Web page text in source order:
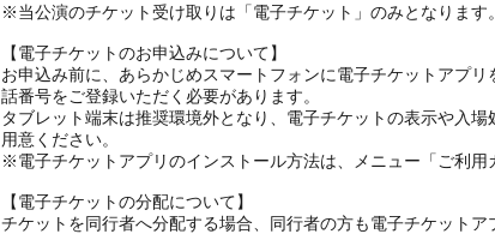
※当公演のチケット受け取りは「電子チケット」のみとなります。
【電子チケットのお申込みについて】
お申込み前に、あらかじめスマートフォンに電子チケットアプ
話番号をご登録いただく必要があります。
タブレット端末は推奨環境外となり、電子チケットの表示や入
用意ください。
※電子チケットアプリのインストール方法は、メニュー「ご利用
【電子チケットの分配について】
チケットを同行者へ分配する場合、同行者の方も電子チケットア